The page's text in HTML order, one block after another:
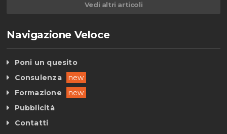
Vedi altri articoli
Navigazione Veloce
Poni un quesito
Consulenza
new
Formazione
new
Pubblicità
Contatti